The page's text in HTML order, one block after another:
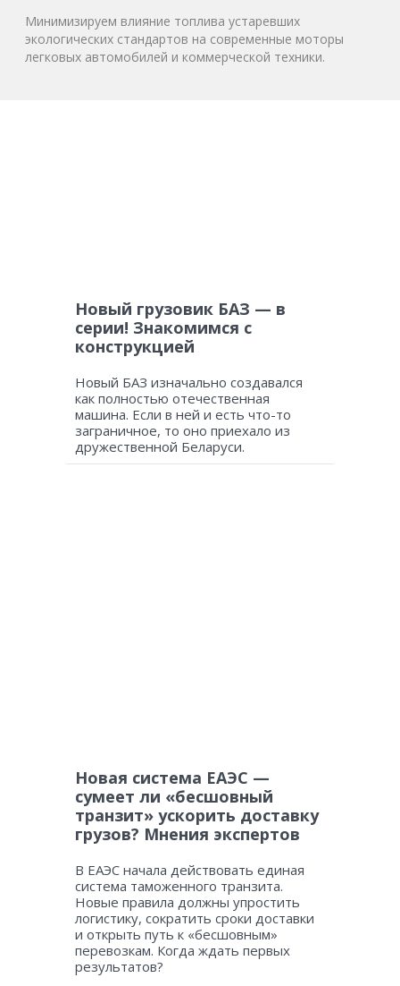
Минимизируем влияние топлива устаревших
экологических стандартов на современные моторы
легковых автомобилей и коммерческой техники.
Новый грузовик БАЗ — в
серии! Знакомимся с
конструкцией
Новый БАЗ изначально создавался
как полностью отечественная
машина. Если в ней и есть что-то
заграничное, то оно приехало из
дружественной Беларуси.
Новая система ЕАЭС —
сумеет ли «бесшовный
транзит» ускорить доставку
грузов? Мнения экспертов
В ЕАЭС начала действовать единая
система таможенного транзита.
Новые правила должны упростить
логистику, сократить сроки доставки
и открыть путь к «бесшовным»
перевозкам. Когда ждать первых
результатов?